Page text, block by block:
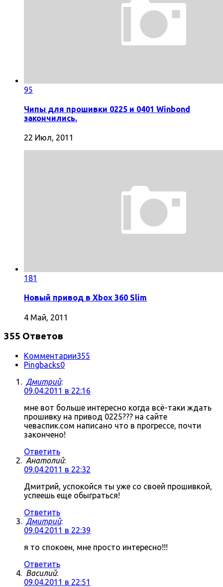
95
Чипы для прошивки 0225 и 0401 Winbond
закончились.
22 Июл, 2011
181
Новый привод в Xbox 360 Slim
4 Май, 2011
355 Ответов
Комментарии355
Pingbacks0
Дмитрий:
09.04.2011 в 22:16
мне вот больше интересно когда всё-таки ждать
прошивку на привод 0225??? на сайте
чеваспик.сом написано что в прогрессе, почти
закончено!
Ответить
Анатолий:
09.04.2011 в 22:32
Дмитрий, успокойся ты уже со своей прошивкой,
успеешь еще обыграться!
Ответить
Дмитрий:
09.04.2011 в 22:39
я то спокоен, мне просто интересно!!!
Ответить
Василий:
09.04.2011 в 22:51